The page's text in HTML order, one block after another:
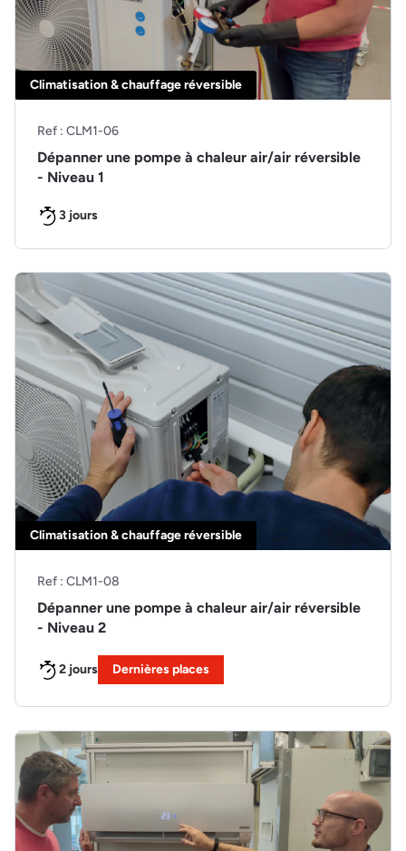
Ref : CLM1-06
Dépanner une pompe à chaleur air/air réversible
- Niveau 1
3 jours
Climatisation & chauffage réversible
Ref : CLM1-08
Dépanner une pompe à chaleur air/air réversible
- Niveau 2
2 jours Dernières places
Climatisation & chauffage réversible